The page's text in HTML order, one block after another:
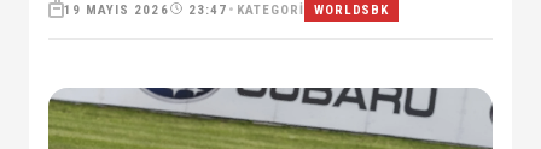
19 MAYIS 2026 23:47 • KATEGORI WORLDSBK